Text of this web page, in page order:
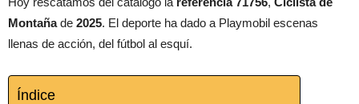
Montañade 2025. El deporte ha dado a Playmobil escenas
llenas de acción, del fútbol al esquí.
Índice